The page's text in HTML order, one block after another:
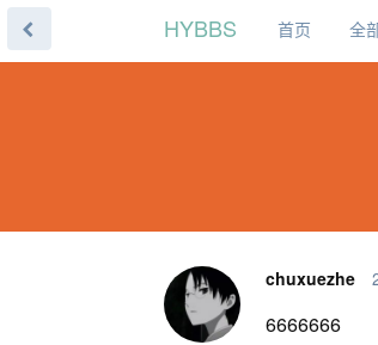
HYBBS 首页 全
chuxuezhe
6666666